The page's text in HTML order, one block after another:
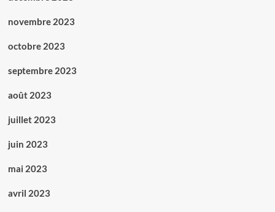
novembre 2023
octobre 2023
septembre 2023
août 2023
juillet 2023
juin 2023
mai 2023
avril 2023